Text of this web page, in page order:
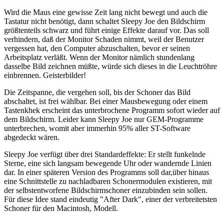
Wird die Maus eine gewisse Zeit lang nicht bewegt und auch die
Tastatur nicht benötigt, dann schaltet Sleepy Joe den Bildschirm
größtenteils schwarz und führt einige Effekte darauf vor. Das soll
verhindern, daß der Monitor Schaden nimmt, weil der Benutzer
vergessen hat, den Computer abzuschalten, bevor er seinen
Arbeitsplatz verläßt. Wenn der Monitor nämlich stundenlang
dasselbe Bild zeichnen müßte, würde sich dieses in die Leuchtröhre
einbrennen. Geisterbilder!
Die Zeitspanne, die vergehen soll, bis der Schoner das Bild
abschaltet, ist frei wählbar. Bei einer Mausbewegung oder einem
Tastenkhek erscheint das unterbrochene Programm sofort wieder auf
dem Bildschirm. Leider kann Sleepy Joe nur GEM-Programme
unterbrechen, womit aber immerhin 95% aller ST-Software
abgedeckt wären.
Sleepy Joe verfügt über drei Standardeffekte: Er stellt funkelnde
Sterne, eine sich langsam bewegende Uhr oder wandernde Linien
dar. In einer späteren Version des Programms soll dar,über hinaus
eine Schnittstelle zu nachladbaren Schonermodulen existieren, mit
der selbstentworfene Bildschirmschoner einzubinden sein sollen.
Für diese Idee stand eindeutig "After Dark", einer der verbreitetsten
Schoner für den Macintosh, Modell.